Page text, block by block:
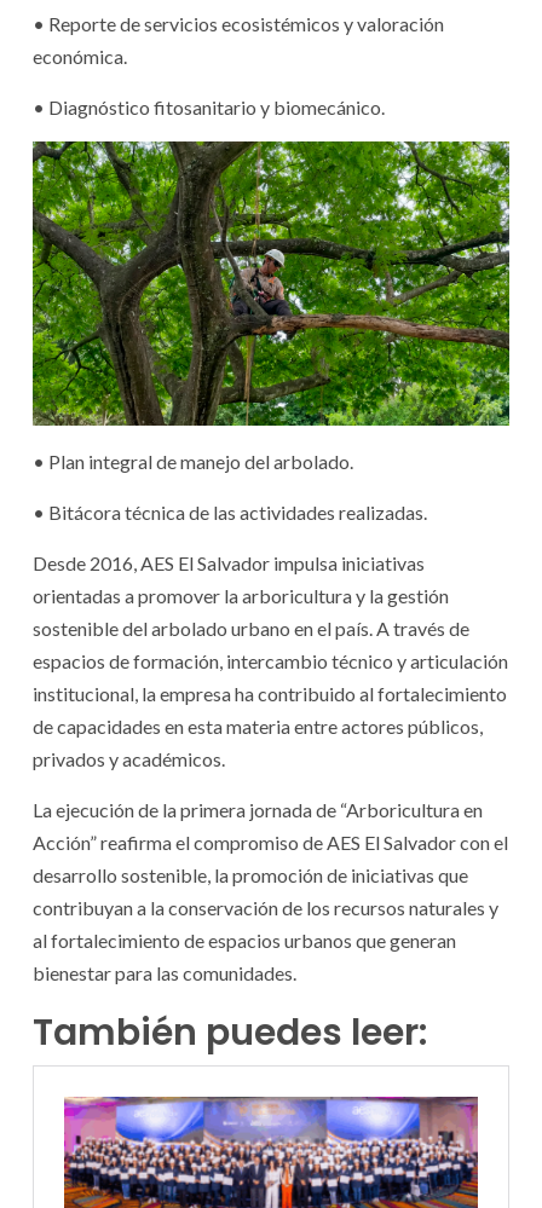
• Reporte de servicios ecosistémicos y valoración
económica.
• Diagnóstico fitosanitario y biomecánico.
• Plan integral de manejo del arbolado.
• Bitácora técnica de las actividades realizadas.
Desde 2016, AES El Salvador impulsa iniciativas
orientadas a promover la arboricultura y la gestión
sostenible del arbolado urbano en el país. A través de
espacios de formación, intercambio técnico y articulación
institucional, la empresa ha contribuido al fortalecimiento
de capacidades en esta materia entre actores públicos,
privados y académicos.
La ejecución de la primera jornada de “Arboricultura en
Acción” reafirma el compromiso de AES El Salvador con el
desarrollo sostenible, la promoción de iniciativas que
contribuyan a la conservación de los recursos naturales y
al fortalecimiento de espacios urbanos que generan
bienestar para las comunidades.
También puedes leer: